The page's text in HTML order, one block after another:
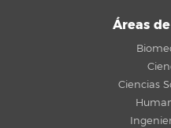
Áreas
Ciencias